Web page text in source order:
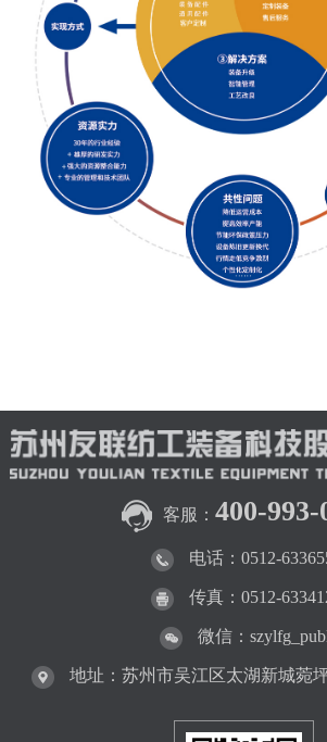
客服： 400-993-
电话：0512-
传真：0512-
微信：
地址：苏州市吴江区太湖新城菀